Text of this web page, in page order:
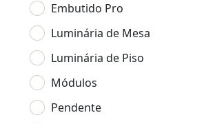
Embutido Pro
Luminária de Mesa
Luminária de Piso
Módulos
Pendente